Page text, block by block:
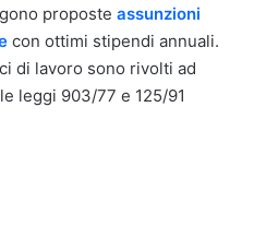
proposte assunzioni
con ottimi stipendi annuali.
di lavoro sono rivolti ad
leggi 903/77 e 125/91